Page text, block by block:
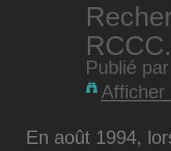
RCCC.
Publié par
Afficher
En août 1994,